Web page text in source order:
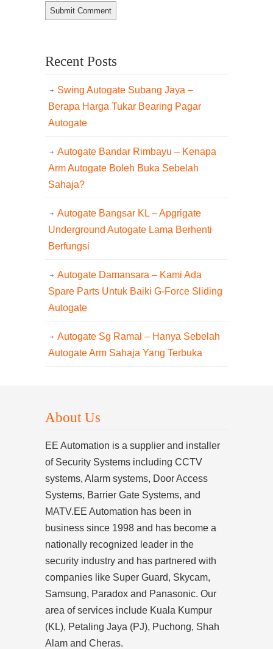
Recent Posts
Swing Autogate Subang Jaya –
Berapa Harga Tukar Bearing Pagar
Autogate
Autogate Bandar Rimbayu – Kenapa
Arm Autogate Boleh Buka Sebelah
Sahaja?
Autogate Bangsar KL – Apgrigate
Underground Autogate Lama Berhenti
Berfungsi
Autogate Damansara – Kami Ada
Spare Parts Untuk Baiki G-Force Sliding
Autogate
Autogate Sg Ramal – Hanya Sebelah
Autogate Arm Sahaja Yang Terbuka
About Us
EE Automation is a supplier and installer
of Security Systems including CCTV
systems, Alarm systems, Door Access
Systems, Barrier Gate Systems, and
MATV.EE Automation has been in
business since 1998 and has become a
nationally recognized leader in the
security industry and has partnered with
companies like Super Guard, Skycam,
Samsung, Paradox and Panasonic. Our
area of services include Kuala Kumpur
(KL), Petaling Jaya (PJ), Puchong, Shah
Alam and Cheras.